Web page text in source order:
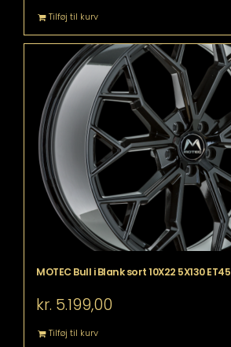
Tilføj til kurv
MOTEC Bull i Blank sort 10X22 5X130 ET45
kr. 5.199,00
Tilføj til kurv